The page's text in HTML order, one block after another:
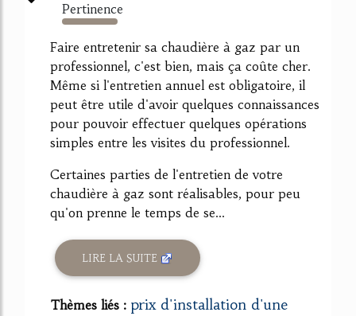
Pertinence
1766%
Faire entretenir sa chaudière à gaz par un
professionnel, c'est bien, mais ça coûte cher.
Même si l'entretien annuel est obligatoire, il
peut être utile d'avoir quelques connaissances
pour pouvoir effectuer quelques opérations
simples entre les visites du professionnel.
Certaines parties de l'entretien de votre
chaudière à gaz sont réalisables, pour peu
qu'on prenne le temps de se...
LIRE LA SUITE
Thèmes liés : prix d'installation d'une